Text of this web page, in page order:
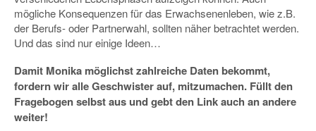
mögliche Konsequenzen für das Erwachsenenleben, wie z.B.
der Berufs- oder Partnerwahl, sollten näher betrachtet werden.
Und das sind nur einige Ideen…
Damit Monika möglichst zahlreiche Daten bekommt,
fordern wir alle Geschwister auf, mitzumachen. Füllt den
Fragebogen selbst aus und gebt den Link auch an andere
weiter!